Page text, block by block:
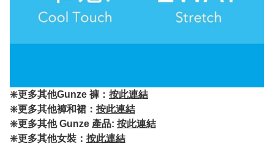
❇️更多其他Gunze 褲： 按此連結
❇️更多其他褲和裙： 按此連結
❇️更多其他 Gunze 產品: 按此連結
❇️更多其他女裝： 按此連結